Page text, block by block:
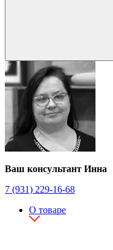
Ваш консультант Инна
7 (931) 229-16-68
О товаре